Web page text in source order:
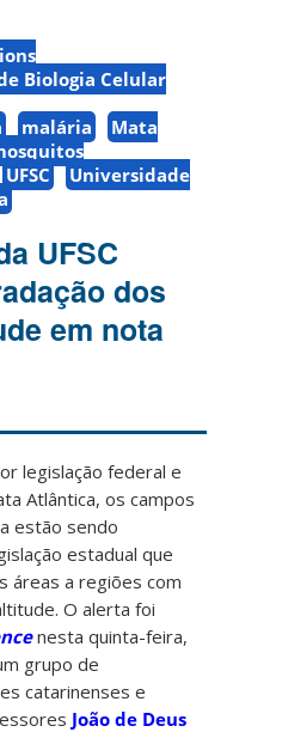
Biologia Celular
malária
Mata
UFSC
Universidade
UFSC
dos
em nota
legislação federal e
Atlântica, os campos
estão sendo
estadual que
áreas a regiões com
O alerta foi
nesta quinta-feira,
grupo de
catarinenses e
João de Deus